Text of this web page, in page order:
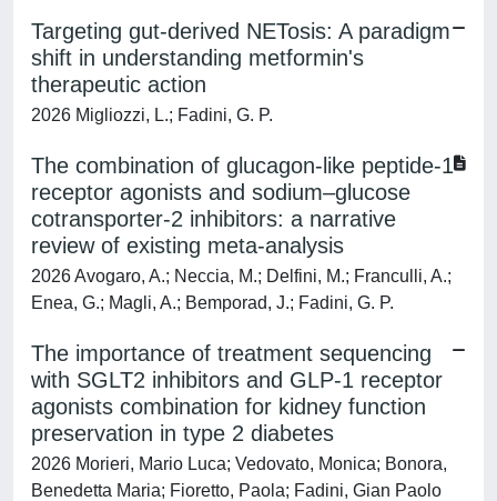
Targeting gut-derived NETosis: A paradigm
shift in understanding metformin's
therapeutic action
2026 Migliozzi, L.; Fadini, G. P.
The combination of glucagon-like peptide-1
receptor agonists and sodium–glucose
cotransporter-2 inhibitors: a narrative
review of existing meta-analysis
2026 Avogaro, A.; Neccia, M.; Delfini, M.; Franculli, A.;
Enea, G.; Magli, A.; Bemporad, J.; Fadini, G. P.
The importance of treatment sequencing
with SGLT2 inhibitors and GLP-1 receptor
agonists combination for kidney function
preservation in type 2 diabetes
2026 Morieri, Mario Luca; Vedovato, Monica; Bonora,
Benedetta Maria; Fioretto, Paola; Fadini, Gian Paolo